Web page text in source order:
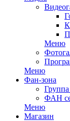
Меню
Меню
Фан-зона
ФАН
Меню
Магазин